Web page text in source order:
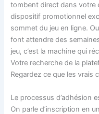
tombent direct dans votre
dispositif promotionnel
sommet du jeu en ligne.
font attendre des
jeu, c’est la machine qui
Votre recherche de la
Regardez ce que les vrais
Le processus d’adhésion
On parle d’inscription en